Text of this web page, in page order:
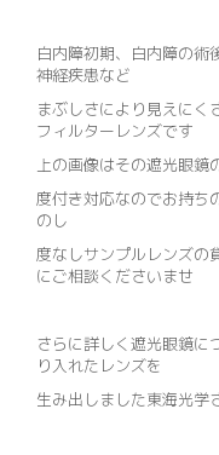
白内障初期、白内障の術
神経疾患など
まぶしさにより見えにく
フィルターレンズです
上の画像はその遮光眼
度付き対応なのでお持ち
のし
度なしサンプルレンズの
にご相談くださいませ
さらに詳しく遮光眼鏡に
り入れたレンズを
生み出しました東海光学